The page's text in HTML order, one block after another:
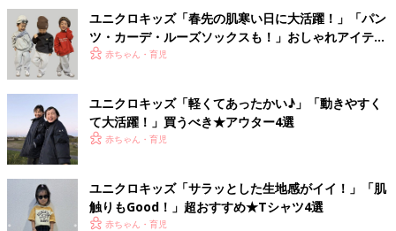
ユニクロキッズ「春先の肌寒い日に大活躍！」「パン
ツ・カーデ・ルーズソックスも！」おしゃれアイテム
5選赤ちゃん・育児
ユニクロキッズ「軽くてあったかい♪」「動きやすく
て大活躍！」買うべき★アウター4選
赤ちゃん・育児
ユニクロキッズ「サラッとした生地感がイイ！」「肌
触りもGood！」超おすすめ★Tシャツ4選
赤ちゃん・育児